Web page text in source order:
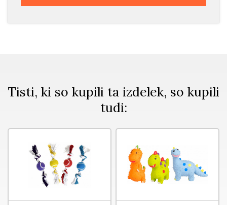
Tisti, ki so kupili ta izdelek, so kupili
tudi: